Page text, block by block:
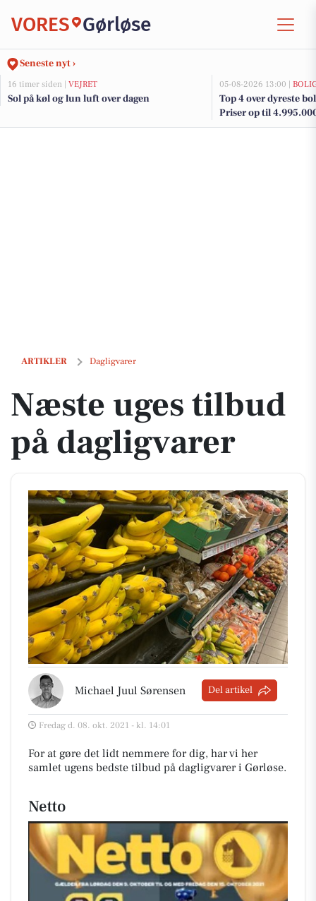
VORES Gørløse
Seneste nyt ›
16 timer siden | VEJRET
Sol på køl og lun luft over dagen
05-08-2026 13:00 |
Top 4 over dyreste
Priser op til
ARTIKLER Dagligvarer
Næste uges tilbud på dagligvarer
Næste uges tilbud
på dagligvarer
Michael Juul Sørensen Del artikel
Fredag d. 08. okt. 2021 - kl. 14:01
For at gøre det lidt nemmere for dig, har vi her
samlet ugens bedste tilbud på dagligvarer i Gørløse.
Netto